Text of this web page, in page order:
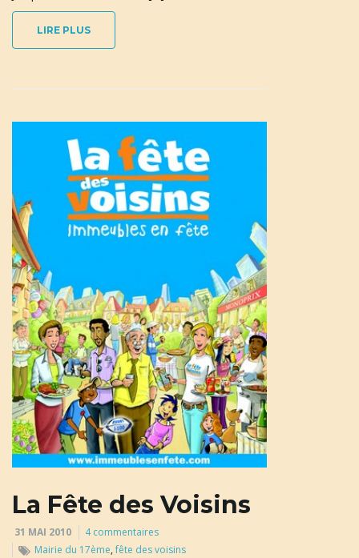
LIRE PLUS
La Fête des Voisins
31 MAI 2010
4 commentaires
Mairie du 17ème,fête des voisins